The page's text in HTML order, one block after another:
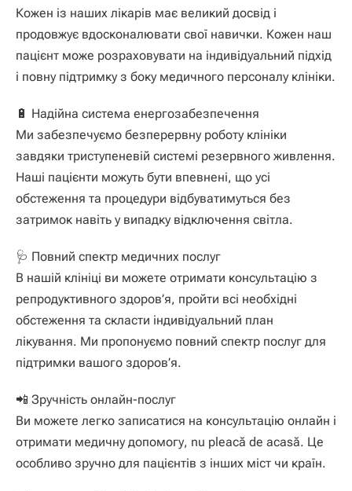
Кожен із наших лікарів має великий досвід і
продовжує вдосконалювати свої навички. Кожен наш
пацієнт може розраховувати на індивідуальний підхід
і повну підтримку з боку медичного персоналу клініки.
🔋 Надійна система енергозабезпечення
Ми забезпечуємо безперервну роботу клініки
завдяки триступеневій системі резервного живлення.
Наші пацієнти можуть бути впевнені, що усі
обстеження та процедури відбуватимуться без
затримок навіть у випадку відключення світла.
🩺 Повний спектр медичних послуг
В нашій клініці ви можете отримати консультацію з
репродуктивного здоров’я, пройти всі необхідні
обстеження та скласти індивідуальний план
лікування. Ми пропонуємо повний спектр послуг для
підтримки вашого здоров’я.
📲 Зручність онлайн-послуг
Ви можете легко записатися на консультацію онлайн і
отримати медичну допомогу, nu pleacă de acasă. Це
особливо зручно для пацієнтів з інших міст чи країн.